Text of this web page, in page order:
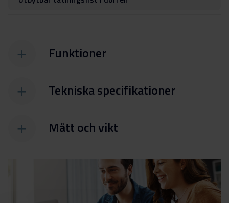
Funktioner
Tekniska specifikationer
Mått och vikt